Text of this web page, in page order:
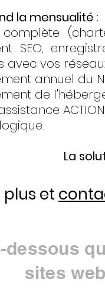
la mensualité :
SEO,
avec vos
annuel du
de
La
plus et
dessous
sites